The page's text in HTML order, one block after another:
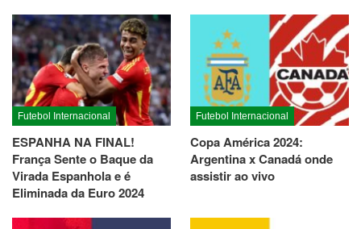
Futebol Internacional
ESPANHA NA FINAL!
França Sente o Baque da
Virada Espanhola e é
Eliminada da Euro 2024
Futebol Internacional
Copa América 2024:
Argentina x Canadá onde
assistir ao vivo